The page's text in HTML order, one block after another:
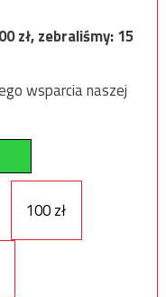
zł, zebraliśmy:15
wsparcia naszej
100 zł